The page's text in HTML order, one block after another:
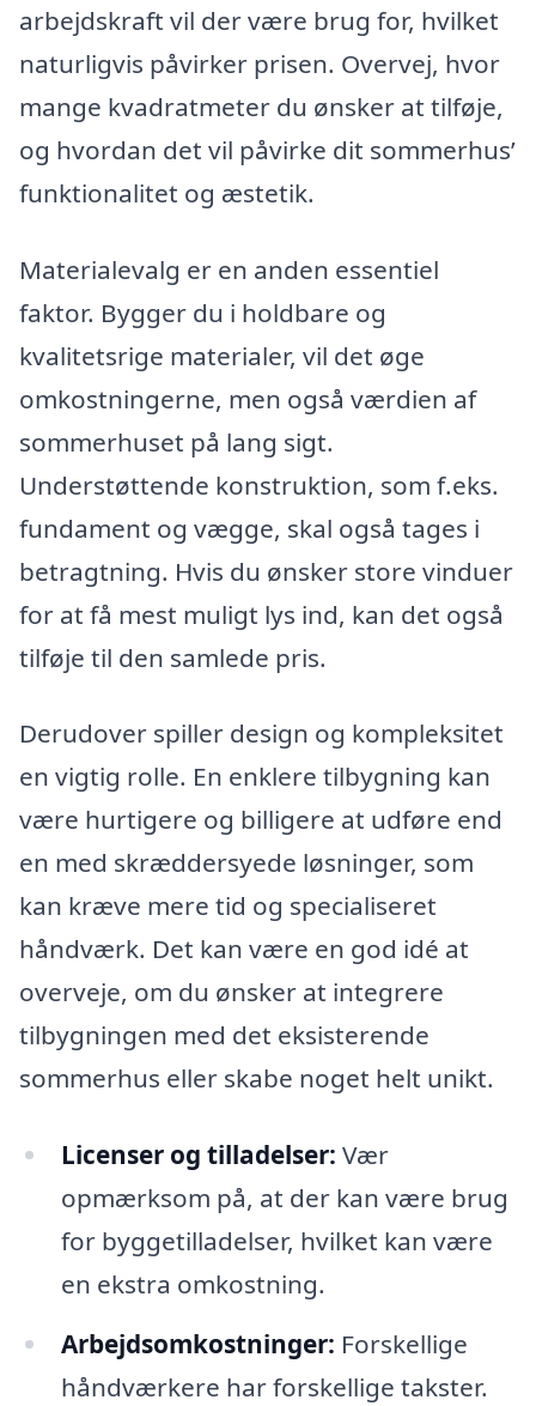
arbejdskraft vil der være brug for, hvilket
naturligvis påvirker prisen. Overvej, hvor
mange kvadratmeter du ønsker at tilføje,
og hvordan det vil påvirke dit sommerhus’
funktionalitet og æstetik.
Materialevalg er en anden essentiel
faktor. Bygger du i holdbare og
kvalitetsrige materialer, vil det øge
omkostningerne, men også værdien af
sommerhuset på lang sigt.
Understøttende konstruktion, som f.eks.
fundament og vægge, skal også tages i
betragtning. Hvis du ønsker store vinduer
for at få mest muligt lys ind, kan det også
tilføje til den samlede pris.
Derudover spiller design og kompleksitet
en vigtig rolle. En enklere tilbygning kan
være hurtigere og billigere at udføre end
en med skræddersyede løsninger, som
kan kræve mere tid og specialiseret
håndværk. Det kan være en god idé at
overveje, om du ønsker at integrere
tilbygningen med det eksisterende
sommerhus eller skabe noget helt unikt.
Licenser og tilladelser: Vær
opmærksom på, at der kan være brug
for byggetilladelser, hvilket kan være
en ekstra omkostning.
Arbejdsomkostninger: Forskellige
håndværkere har forskellige takster.